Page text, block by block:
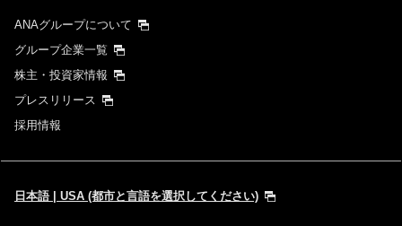
ANAグループについて
グループ企業一覧
株主・投資家情報
プレスリリース
採用情報
日本語 | USA (都市と言語を選択してください)